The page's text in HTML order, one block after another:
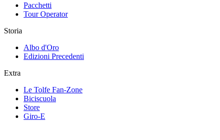
Pacchetti
Tour Operator
Storia
Albo d'Oro
Edizioni Precedenti
Extra
Le Tolfe Fan-Zone
Biciscuola
Store
Giro-E